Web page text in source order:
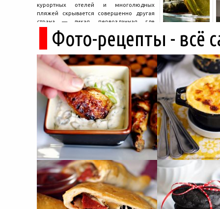
курортных отелей и многолюдных
пляжей скрывается совершенно другая
страна — дикая, первозданная, где
древние руины дремлют в тени кедров, а
горные дороги ведут к местам, о которых
не расскажет ни один автобусный гид....
Фото-рецепты - всё